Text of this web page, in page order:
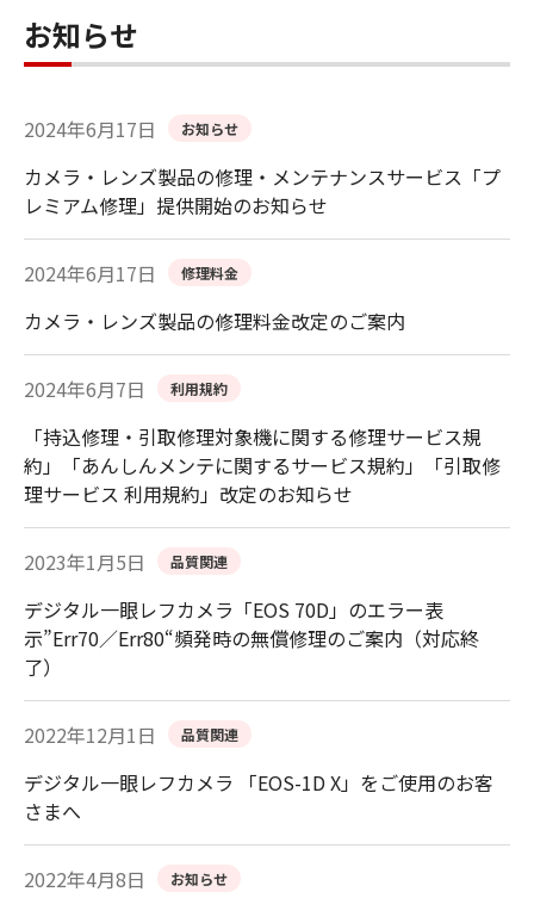
お知らせ
2024年6月17日 お知らせ
カメラ・レンズ製品の修理・メンテナンスサービス「プ
レミアム修理」提供開始のお知らせ
2024年6月17日 修理料金
カメラ・レンズ製品の修理料金改定のご案内
2024年6月7日 利用規約
「持込修理・引取修理対象機に関する修理サービス規
約」「あんしんメンテに関するサービス規約」「引取修
理サービス 利用規約」改定のお知らせ
2023年1月5日 品質関連
デジタル一眼レフカメラ「EOS 70D」のエラー表
示”Err70／Err80“頻発時の無償修理のご案内（対応終
了）
2022年12月1日 品質関連
デジタル一眼レフカメラ 「EOS-1D X」をご使用のお客
さまへ
2022年4月8日 お知らせ